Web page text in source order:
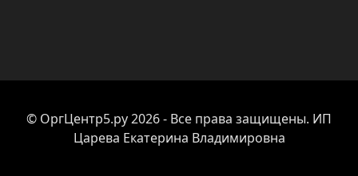
© ОргЦентр5.ру 2026 - Все права защищены. ИП
Царева Екатерина Владимировна